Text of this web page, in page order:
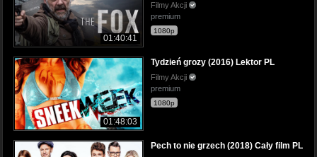
01:40:41
Filmy Akcji
premium
1080p
01:48:03
Tydzień grozy (2016) Lektor PL
Filmy Akcji
premium
1080p
Pech to nie grzech (2018) Cały film PL